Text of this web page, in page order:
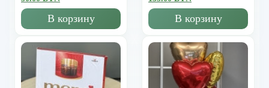
В корзину В корзину